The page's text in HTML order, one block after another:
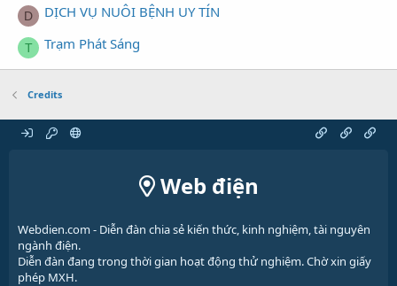
D DỊCH VỤ NUÔI BỆNH UY TÍN
T Trạm Phát Sáng
Credits
Web điện
Webdien.com - Diễn đàn chia sẻ kiến thức, kinh nghiệm, tài nguyên
ngành điện.
Diễn đàn đang trong thời gian hoạt động thử nghiệm. Chờ xin giấy
phép MXH.